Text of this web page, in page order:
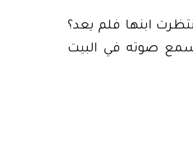
ابنها فلم يعد؟
تسمع صوته في البيت